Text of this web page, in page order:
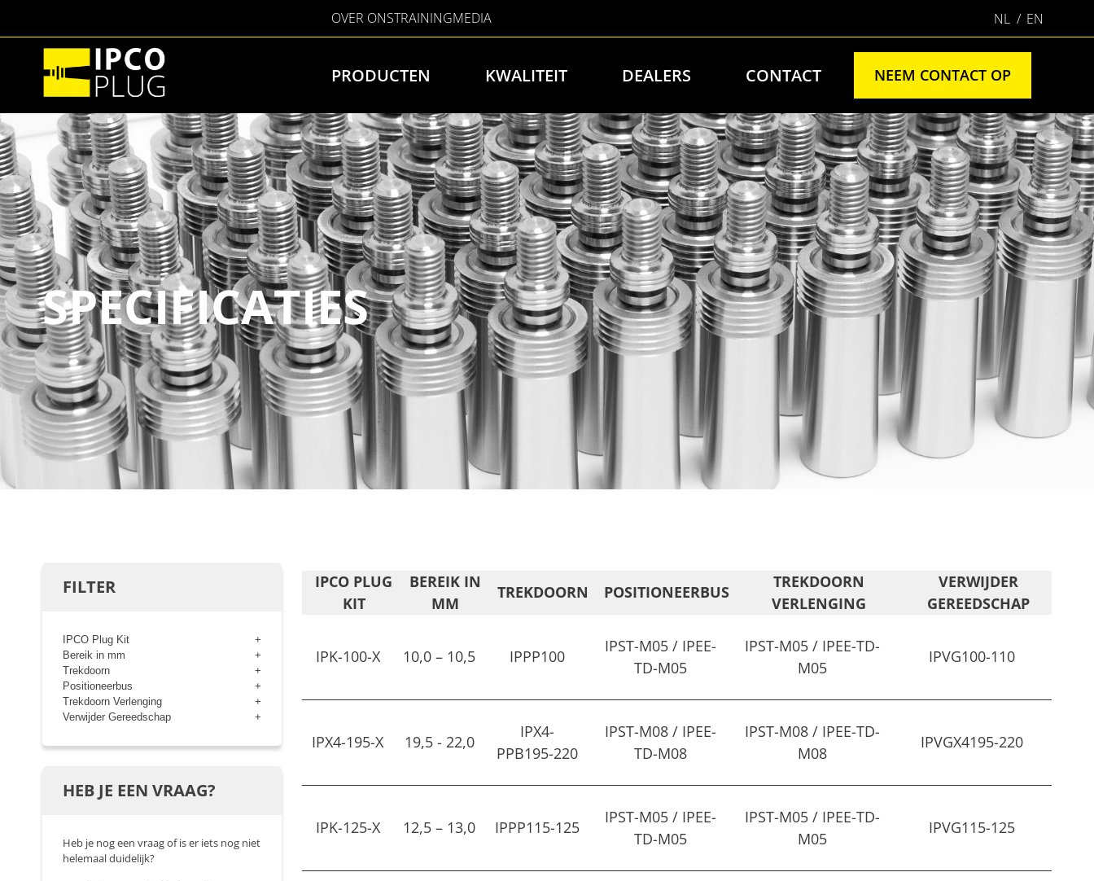
OVER ONSTRAININGMEDIA NL EN
PRODUCTEN KWALITEIT DEALERS CONTACT NEEM CONTACT OP
SPECIFICATIES
FILTER
IPCO Plug Kit
Bereik in mm
Trekdoorn
Positioneerbus
Trekdoorn Verlenging
Verwijder Gereedschap
HEB JE EEN VRAAG?
Heb je nog een vraag of is er iets nog niet
helemaal duidelijk?
IPCO PLUG
KIT
BEREIK IN
MM
TREKDOORN POSITIONEERBUS
TREKDOORN
VERLENGING
VERWIJDER
GEREEDSCHAP
IPK-100-X 10,0 – 10,5 IPPP100
IPST-M05 / IPEE-
TD-M05
IPST-M05 / IPEE-TD-
M05
IPVG100-110
IPX4-195-X 19,5 - 22,0
IPX4-
PPB195-220
IPST-M08 / IPEE-
TD-M08
IPST-M08 / IPEE-TD-
M08
IPVGX4195-220
IPK-125-X 12,5 – 13,0 IPPP115-125
IPST-M05 / IPEE-
TD-M05
IPST-M05 / IPEE-TD-
M05
IPVG115-125